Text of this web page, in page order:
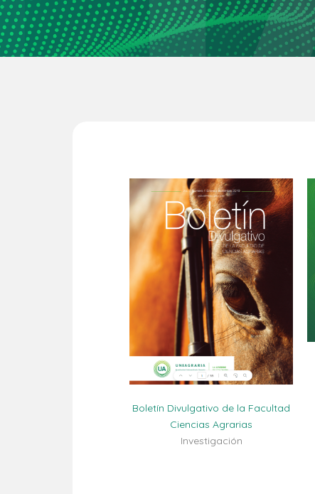
Boletín Divulgativo de la Facultad
Ciencias Agrarias
Investigación